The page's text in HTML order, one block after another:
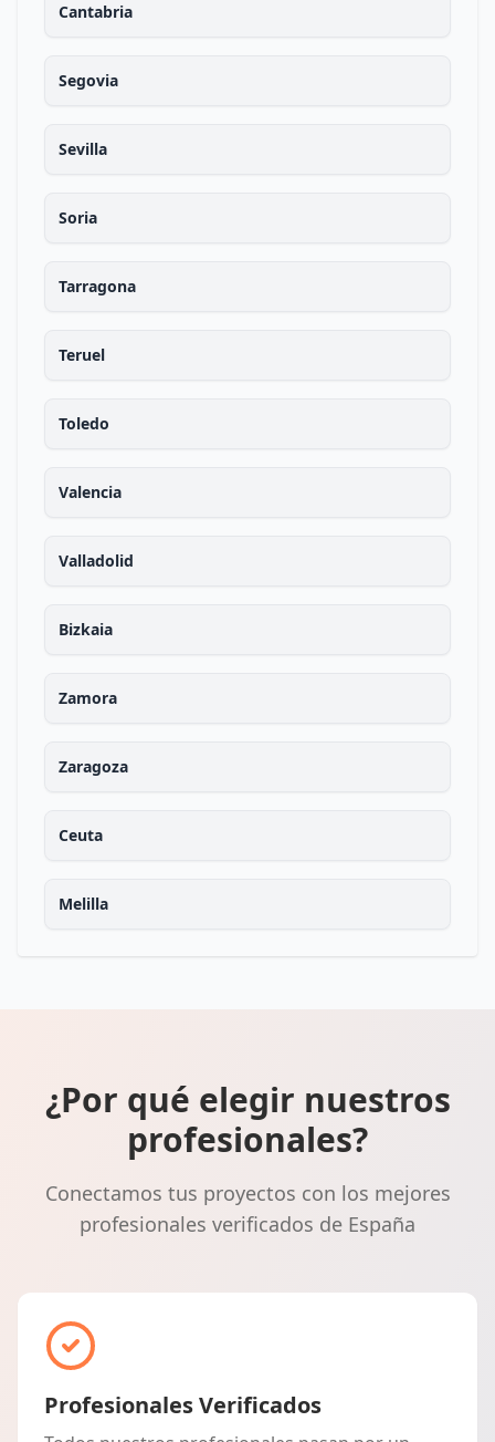
Cantabria
Segovia
Sevilla
Soria
Tarragona
Teruel
Toledo
Valencia
Valladolid
Bizkaia
Zamora
Zaragoza
Ceuta
Melilla
¿Por qué elegir nuestros
profesionales?
Conectamos tus proyectos con los mejores
profesionales verificados de España
Profesionales Verificados